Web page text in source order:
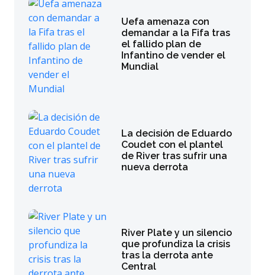
Uefa amenaza con
demandar a la Fifa tras
el fallido plan de
Infantino de vender el
Mundial
La decisión de Eduardo
Coudet con el plantel
de River tras sufrir una
nueva derrota
River Plate y un silencio
que profundiza la crisis
tras la derrota ante
Central